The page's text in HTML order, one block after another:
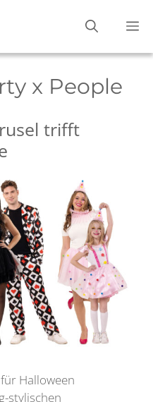
x People
trifft
Halloween
stylischen